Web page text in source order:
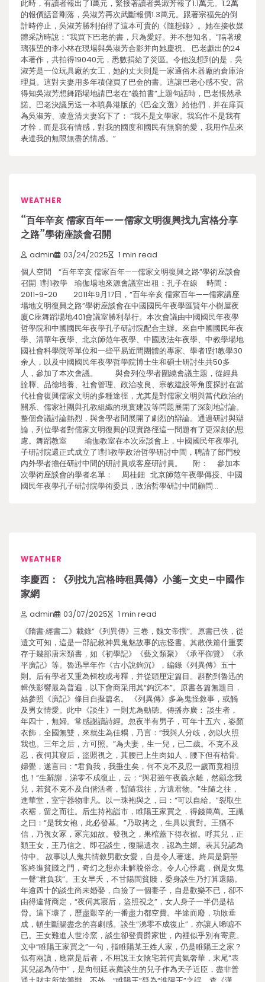
此時，有讀者報出了1萬元，緊接著讀者吳淑芳報了1.1萬元。1.2萬
的報價話音剛落，吳淑芳再次武斷報價1.3萬元。跟著宗福先的倒
計時停止，吳淑芳勝利拍得了這本可貴的《隨想錄》。她在接收媒
體采訪時說：“我買下巴老的書，只為愛好。并不想知名。”隔著玻
璃張望的李小林在現場與吳淑芳合影并向她慶祝。 巴老獻出的24
本著作，共拍得19040元，悉數捐給了災區。令他沒想到的是，吳
淑芳是一位玩具廠的女工，她的丈夫則是一家通俗木器廠的倉庫治
理員。這對夫妻用多年積儲買了巴金的書。這讓巴老心感不安。當
得知吳淑芳想舞蹈場地請巴老在“義拍書”上題句話時，巴老悵然承
諾。巴老決議另送一本噴鼻港版的《巴金文選》給他們，并在扉頁
為吳淑芳、凌意清夫妻寫下了： “我不是文學家。我寫作不是我有
才幹，而是我有情感，對我的國度和國民有無窮的愛，我用作品來
表達我的無限無盡的情感。”
WEATHER
“百年辛亥 儒家百年——儒家文明復興找九宮格分享
之路”學術座談會召開
admin 03/24/2025 1 min read
個人空間 “百年辛亥 儒家百年——儒家文明復興之路”學術座談會
召開 1對1教學 瑜伽場地來源會議室出租：孔子在線 時間：
2011-9-20 2011年9月17日，“百年辛亥 儒家百年——儒家講座
場地文明復興之路”學術座談會在中國國民年夜學匯賢年小樹屋夜
廈C座舞蹈場地401會議室勝利舉行。本次會議由中國國民年夜學
哲學院和中國國民年夜學孔子研討院配合主辦。來自中國國民年夜
學、清華年夜學、北京師范年夜學、中國政法年夜學、中教學場地
國社會科學院等單位和一些平易近間團體的專家、學者1對1教學30
余人，以及中國國民年夜學哲學院博士生和碩士研討生共50多
人，參加了本次會議。 與會列位學者圍繞會議主題，從經典
詮釋、品德培養、社會管理、政治改良、宗教建設等角度探討在當
代社會復興儒家文明的多種途徑，尤其是對儒家文明與當代政治的
關系、儒家社團與孔教組織的現實建設等問題展開了深刻地討論。
整個會議討論熱烈，與會學者間展開了劇烈的辯論。通過研討與辯
論，列位學者對儒家文明復興的現實路徑這一問題有了更深刻的思
慮。舞蹈教室 瑜伽教室在本次座談會上，中國國民年夜學孔
子研討院還正式成立了1對1教學政治哲學研討中間，聘請了部門校
內外學者擔任研討中間的研討員或客座研討員。 附： 參加本
次學術座談會的學者名單： 周桂鈿 北京師范年夜學傳授、中國
國民年夜學孔子研討院學術委員，政治哲學研討中間顧問…
WEATHER
李慶西：《列找九宮格時租異傳》小箋–文史–中國作
家網
admin 03/07/2025 1 min read
《隋書·經書二》載錄“《列異傳》三卷，魏文帝撰”。原書已佚，從
遺文可知，這是一部記敘神異鬼魅故事的志怪書。其散佚篇什重要
存于幾部唐宋類書，如《初學記》《藝文類聚》《承平御覽》《承
平廣記》等。魯迅早年作《古小說鉤沉》，編錄《列異傳》五十
則。后有學者又重為輯校或考釋，并從頭厘定篇目。斟酌到魯迅的
輯佚影響最為普遍，以下會商采用其“鉤沉本”。原書各篇無題目，
姑參照《廣記》條目自擬篇名。 《列異傳》多為鬼怪敘事，或觸
及男女情愛。此中《談生》一則尤為動聽。傳播亦廣： 談生者，
年四十，無婦。常感謝讀詩經。忽夜半有男子，可年十五六，姿顏
衣飾，全國無雙，來就生為佳耦，乃言：“我與人分歧，勿以火照
我也。三年之后，方可照。”為夫妻，生一兒，已二歲。不克不及
忍，夜伺其寢后，盜照視之，其腰已上生肉如人，腰下但有枯骨。
婦覺，遂言曰：“君負我，我垂生矣，何不克不及忍一歲而竟相照
也！”生辭謝，涕零不成復止，云：“與君雖年夜義永離，然顧念我
兒，若貧不克不及自偕活者，暫隨我往，方遺君物。”生隨之往，
進華堂，室宇器物非凡。以一珠袍與之，曰：“可以自給。”裂取生
衣裾，留之而往。后生持袍詣市，睢陽王家買之，得錢萬萬。王識
之曰：“是我女袍，此必發墓。”乃取拷之，生具以實對。王猶不
信，乃視女冢，冢完如故。發視之，果棺蓋下得衣裾。呼其兒，正
類王女，王乃信之。即召談生，復賜遺衣，認為主婿。表其兒認為
侍中。 故事以人鬼共情敘男歡女愛，自是令人著迷。終局是窮墨
客終進貧賤之門，奇幻之想亦未解脫俗念。令人心悸處，倒是女鬼
一聲“君負我”。王女早夭，不甘陽間貧賤，委身談生乃打算還陽。
年逾四十的談生尚未婚娶，白撿了一個妻子，自是歡樂不已，卻不
由得違背商定，“夜伺其寢后，盜照視之”，女人身子一半仍是枯
骨。這下壞了，歷盡艱辛的一番盡力都空費。半途而廢，功敗垂
成，頓生斷腸盡念的喜劇感。談生“涕零不成復止”，亦讓人唏噓不
已。王女難進人世冷窯，談生卻登貴爵家世，內裡似乎別有寄意。
文中“睢陽王家買之”一句，指睢陽某王姓人家，仍是睢陽王之家？
似有兩讀，應當是后者，不用說王女陰宅若何貴氣奢華，末尾“表
其兒認為侍中”，是向朝廷表薦談生的兒子作為天子近臣，盡非普